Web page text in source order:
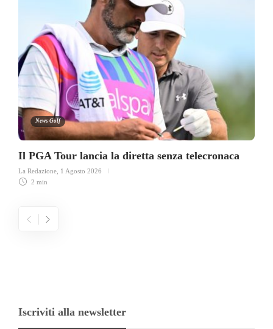
News Golf
Il PGA Tour lancia la diretta senza telecronaca
La Redazione 1 Agosto 2026
2 min
Iscriviti alla newsletter